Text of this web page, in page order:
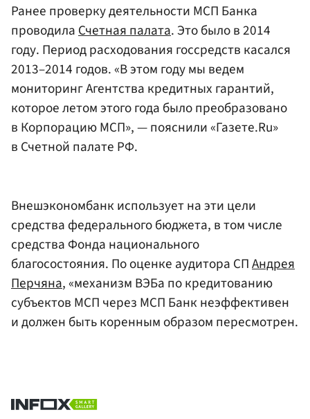
Ранее проверку деятельности МСП Банка
проводилаСчетная палата. Это было в 2014
году. Период расходования госсредств касался
2013–2014 годов. «В этом году мы ведем
мониторинг Агентства кредитных гарантий,
которое летом этого года было преобразовано
в Корпорацию МСП», — пояснили «Газете.Ru»
в Счетной палате РФ.
Внешэкономбанк использует на эти цели
средства федерального бюджета, в том числе
средства Фонда национального
благосостояния. По оценке аудитора СПАндрея
Перчяна, «механизм ВЭБа по кредитованию
субъектов МСП через МСП Банк неэффективен
и должен быть коренным образом пересмотрен.